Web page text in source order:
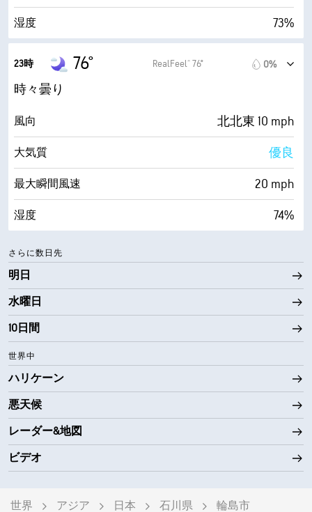
湿度 73%
AccuLumen Brightness Index™
雲量 48%
視界 10 mi
雲底 30000 ft
23時 76° RealFeel® 76° 0%
時々曇り
風向 北北東 10 mph
大気質 優良
最大瞬間風速 20 mph
湿度 74%
AccuLumen Brightness Index™ 0 (暗い)
雲量 58%
視界 10 mi
雲底
さらに数日先
明日
水曜日
10日間
世界中
ハリケーン
悪天候
レーダー&地図
ビデオ
世界 アジア 日本 石川県 輪島市